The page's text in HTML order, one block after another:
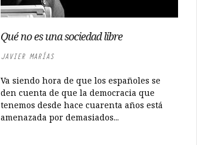
Qué no es una sociedad libre
JAVIER MARÍAS
Va siendo hora de que los españoles se
den cuenta de que la democracia que
tenemos desde hace cuarenta años está
amenazada por demasiados...